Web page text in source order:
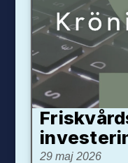
29 maj 2026